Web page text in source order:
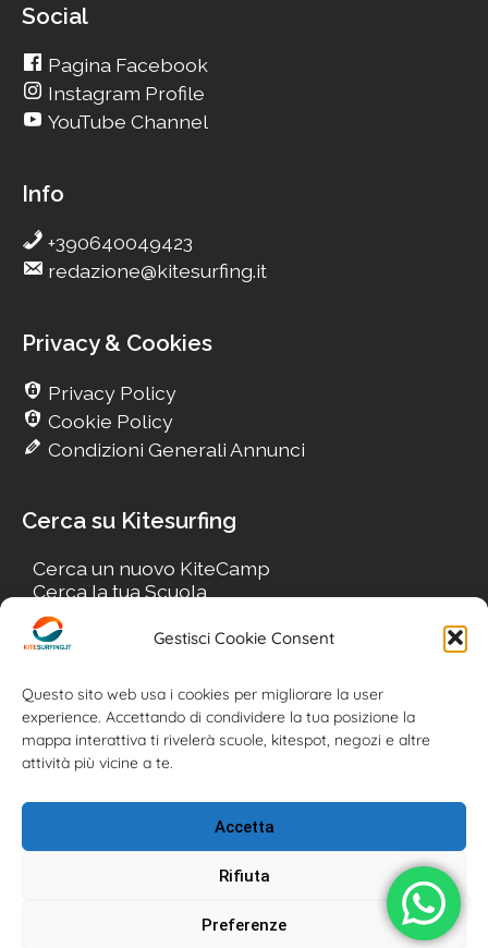
Gestisci Cookie Consent
Questo sito web usa i cookies per migliorare la user
experience. Accettando di condividere la tua posizione la
mappa interattiva ti rivelerà scuole, kitespot, negozi e altre
attività più vicine a te.
Accetta
Rifiuta
Preferenze
Social
Pagina Facebook
Instagram Profile
YouTube Channel
Info
+390640049423
redazione@kitesurfing.it
Privacy & Cookies
Privacy Policy
Cookie Policy
Condizioni Generali Annunci
Cerca su Kitesurfing
Cerca un nuovo KiteCamp
Cerca la tua Scuola
Cerca il tuo KiteSpot
Cerca Accommodation
Cerca il tuo Usato